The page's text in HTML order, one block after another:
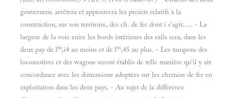
gouvernem. arrêtera et approuvera les proiets relatifs à la
construction, sur son territoire, des ch. de fer dont i s'agit..... - La
largeur de la voie enire les bords intérieurs des rails sera, dans les
deux pay de lm,i4 au moins et de lm,45 au plus. - Les tampons des
locomotives et des wagons seront établis de telle manière qu'il y ait
concordance avec les dimensions adoptées sur les chemins de fer en
exploitation dans les deux pays. - Au sujet de la différence